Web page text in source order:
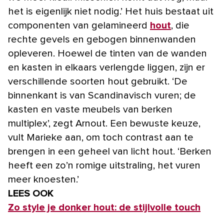
het is eigenlijk niet nodig.’ Het huis bestaat uit
componenten van gelamineerd hout, die
rechte gevels en gebogen binnenwanden
opleveren. Hoewel de tinten van de wanden
en kasten in elkaars verlengde liggen, zijn er
verschillende soorten hout gebruikt. ‘De
binnenkant is van Scandinavisch vuren; de
kasten en vaste meubels van berken
multiplex’, zegt Arnout. Een bewuste keuze,
vult Marieke aan, om toch contrast aan te
brengen in een geheel van licht hout. ‘Berken
heeft een zo’n romige uitstraling, het vuren
meer knoesten.’
LEES OOK
Zo style je donker hout: de stijlvolle touch